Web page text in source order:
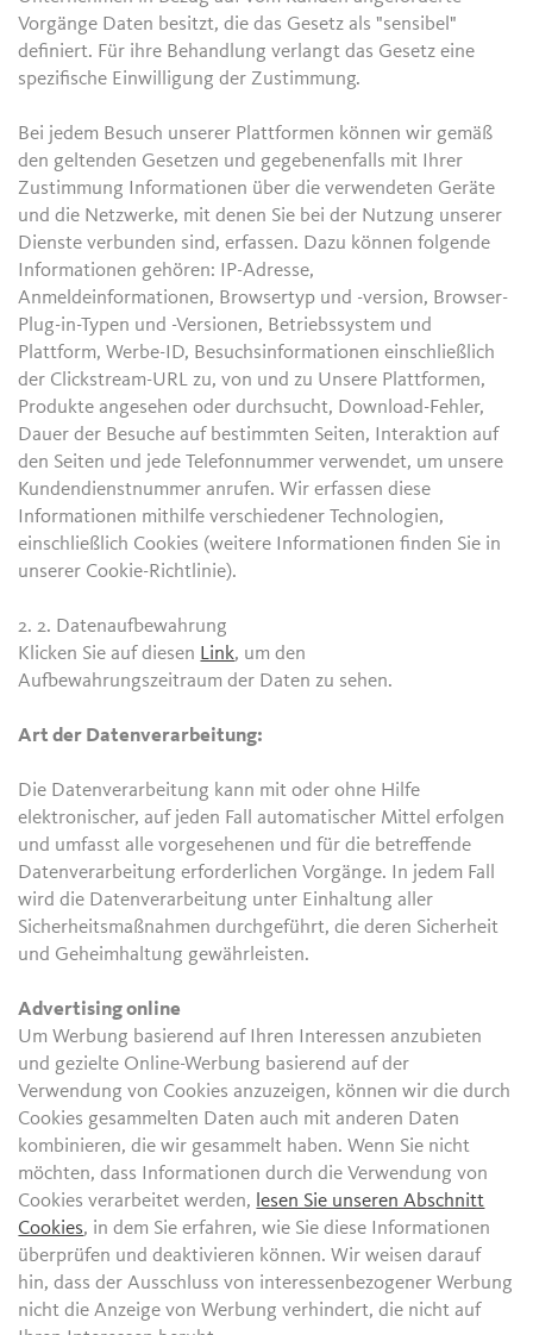
Vorgänge Daten besitzt, die das Gesetz als "sensibel"
definiert. Für ihre Behandlung verlangt das Gesetz eine
spezifische Einwilligung der Zustimmung.
Bei jedem Besuch unserer Plattformen können wir gemäß
den geltenden Gesetzen und gegebenenfalls mit Ihrer
Zustimmung Informationen über die verwendeten Geräte
und die Netzwerke, mit denen Sie bei der Nutzung unserer
Dienste verbunden sind, erfassen. Dazu können folgende
Informationen gehören: IP-Adresse,
Anmeldeinformationen, Browsertyp und -version, Browser-
Plug-in-Typen und -Versionen, Betriebssystem und
Plattform, Werbe-ID, Besuchsinformationen einschließlich
der Clickstream-URL zu, von und zu Unsere Plattformen,
Produkte angesehen oder durchsucht, Download-Fehler,
Dauer der Besuche auf bestimmten Seiten, Interaktion auf
den Seiten und jede Telefonnummer verwendet, um unsere
Kundendienstnummer anrufen. Wir erfassen diese
Informationen mithilfe verschiedener Technologien,
einschließlich Cookies (weitere Informationen finden Sie in
unserer Cookie-Richtlinie).
2. 2. Datenaufbewahrung
Klicken Sie auf diesen Link, um den
Aufbewahrungszeitraum der Daten zu sehen.
Art der Datenverarbeitung:
Die Datenverarbeitung kann mit oder ohne Hilfe
elektronischer, auf jeden Fall automatischer Mittel erfolgen
und umfasst alle vorgesehenen und für die betreffende
Datenverarbeitung erforderlichen Vorgänge. In jedem Fall
wird die Datenverarbeitung unter Einhaltung aller
Sicherheitsmaßnahmen durchgeführt, die deren Sicherheit
und Geheimhaltung gewährleisten.
Advertising online
Um Werbung basierend auf Ihren Interessen anzubieten
und gezielte Online-Werbung basierend auf der
Verwendung von Cookies anzuzeigen, können wir die durch
Cookies gesammelten Daten auch mit anderen Daten
kombinieren, die wir gesammelt haben. Wenn Sie nicht
möchten, dass Informationen durch die Verwendung von
Cookies verarbeitet werden, lesen Sie unseren Abschnitt
Cookies, in dem Sie erfahren, wie Sie diese Informationen
überprüfen und deaktivieren können. Wir weisen darauf
hin, dass der Ausschluss von interessenbezogener Werbung
nicht die Anzeige von Werbung verhindert, die nicht auf